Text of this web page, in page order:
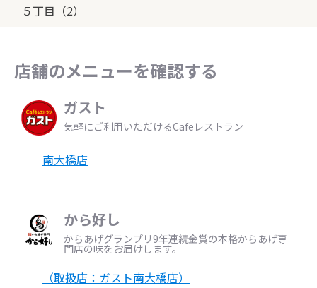
５丁目（2）
店舗のメニューを確認する
ガスト
気軽にご利用いただけるCafeレストラン
南大橋店
から好し
からあげグランプリ9年連続金賞の本格からあげ専
門店の味をお届けします。
（取扱店：ガスト南大橋店）